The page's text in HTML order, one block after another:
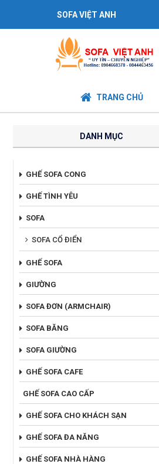
SOFA VIỆT ANH
TRANG CHỦ
DANH MỤC
GHẾ SOFA CONG
GHẾ TÌNH YÊU
SOFA
SOFA CỔ ĐIỂN
GHẾ SOFA
GIƯỜNG
SOFA ĐƠN (ARMCHAIR)
SOFA BĂNG
SOFA GIƯỜNG
GHẾ SOFA CAFE
GHẾ SOFA CAO CẤP
GHẾ SOFA CHO KHÁCH SẠN
GHẾ SOFA ĐA NĂNG
GHẾ SOFA NHÀ HÀNG